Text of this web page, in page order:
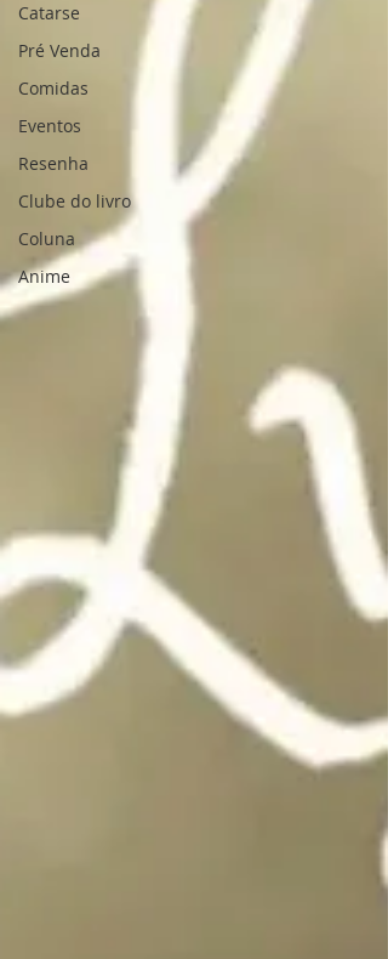
Catarse
Pré Venda
Comidas
Eventos
Resenha
Clube do livro
Coluna
Anime